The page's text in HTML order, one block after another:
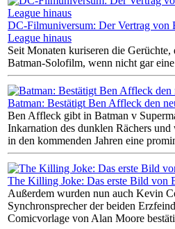
DC-Filmuniversum: Der Vertrag von
League hinaus
Seit Monaten kuriseren die Gerüchte,
Batman-Solofilm, wenn nicht gar
Batman: Bestätigt Ben Affleck den
Ben Affleck gibt in Batman v
Inkarnation des dunklen Rächers
in den kommenden Jahren eine
The Killing Joke: Das erste Bild von
Außerdem wurden nun auch Kevin
Synchronsprecher der beiden
Comicvorlage von Alan Moore